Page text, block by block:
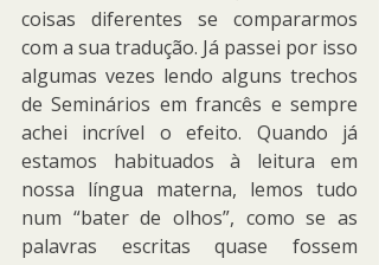
coisas diferentes se compararmos
com a sua tradução. Já passei por isso
algumas vezes lendo alguns trechos
de Seminários em francês e sempre
achei incrível o efeito. Quando já
estamos habituados à leitura em
nossa língua materna, lemos tudo
num “bater de olhos”, como se as
palavras escritas quase fossem